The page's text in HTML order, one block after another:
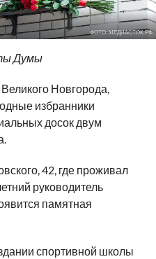
ФОТО: МЕДИАСТОК.РФ
Думы
Новгорода,
избранники
досок двум
42, где проживал
руководитель
памятная
спортивной школы